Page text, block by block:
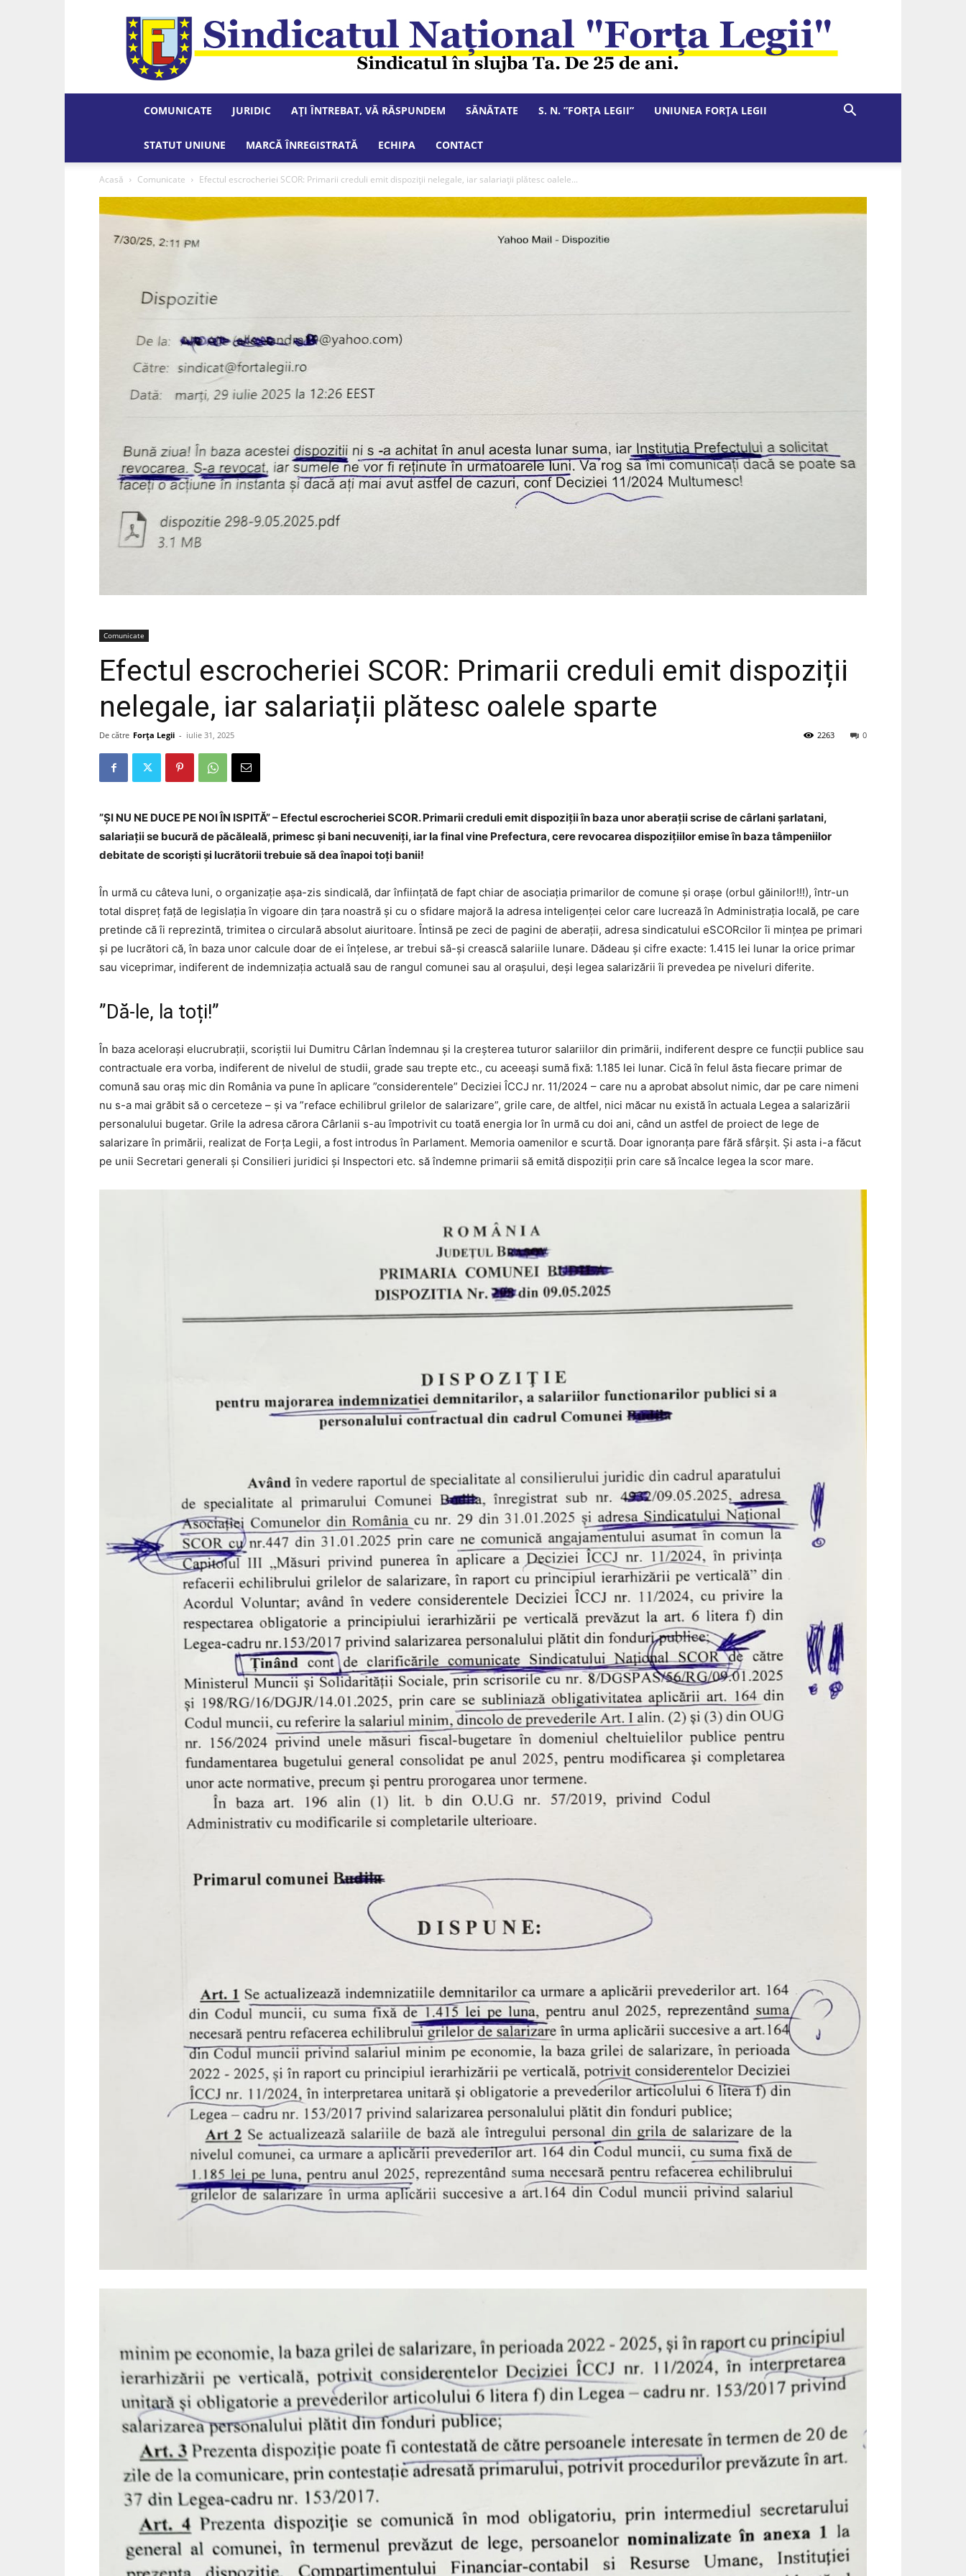
Național
"Forța
COMUNICATE JURIDIC AȚI ÎNTREBAT, VĂ RĂSPUNDEM SĂNĂTATE S. N. ”FORȚA LEGII” UNIUNEA FORȚA LEGII
STATUT UNIUNE MARCĂ ÎNREGISTRATĂ ECHIPA CONTACT
Acasă Comunicate Efectul escrocheriei SCOR: Primarii creduli emit dispoziții nelegale, iar salariații plătesc oalele...
Comunicate
Efectul escrocheriei SCOR: Primarii creduli emit dispoziții
nelegale, iar salariații plătesc oalele sparte
De către Forța Legii - iulie 31, 2025 0
2263
”ȘI NU NE DUCE PE NOI ÎN ISPITĂ” – Efectul escrocheriei SCOR. Primarii creduli emit dispoziții în baza unor aberații scrise de cârlani șarlatani,
salariații se bucură de păcăleală, primesc și bani necuveniți, iar la final vine Prefectura, cere revocarea dispozițiilor emise în baza tâmpeniilor
debitate de scoriști și lucrătorii trebuie să dea înapoi toți banii!
În urmă cu câteva luni, o organizație așa-zis sindicală, dar înființată de fapt chiar de asociația primarilor de comune și orașe (orbul găinilor!!!), într-un
total dispreț față de legislația în vigoare din țara noastră și cu o sfidare majoră la adresa inteligenței celor care lucrează în Administrația locală, pe care
pretinde că îi reprezintă, trimitea o circulară absolut aiuritoare. Întinsă pe zeci de pagini de aberații, adresa sindicatului eSCORcilor îi mințea pe primari
și pe lucrători că, în baza unor calcule doar de ei înțelese, ar trebui să-și crească salariile lunare. Dădeau și cifre exacte: 1.415 lei lunar la orice primar
sau viceprimar, indiferent de indemnizația actuală sau de rangul comunei sau al orașului, deși legea salarizării îi prevedea pe niveluri diferite.
”Dă-le, la toți!”
În baza acelorași elucrubrații, scoriștii lui Dumitru Cârlan îndemnau și la creșterea tuturor salariilor din primării, indiferent despre ce funcții publice sau
contractuale era vorba, indiferent de nivelul de studii, grade sau trepte etc., cu aceeași sumă fixă: 1.185 lei lunar. Cică în felul ăsta fiecare primar de
comună sau oraș mic din România va pune în aplicare ”considerentele” Deciziei ÎCCJ nr. 11/2024 – care nu a aprobat absolut nimic, dar pe care nimeni
nu s-a mai grăbit să o cerceteze – și va ”reface echilibrul grilelor de salarizare”, grile care, de altfel, nici măcar nu există în actuala Legea a salarizării
personalului bugetar. Grile la adresa cărora Cârlanii s-au împotrivit cu toată energia lor în urmă cu doi ani, când un astfel de proiect de lege de
salarizare în primării, realizat de Forța Legii, a fost introdus în Parlament. Memoria oamenilor e scurtă. Doar ignoranța pare fără sfârșit. Și asta i-a făcut
pe unii Secretari generali și Consilieri juridici și Inspectori etc. să îndemne primarii să emită dispoziții prin care să încalce legea la scor mare.